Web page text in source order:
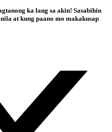
ka lang sa akin! Sasabihin
at kung paano mo makakusap